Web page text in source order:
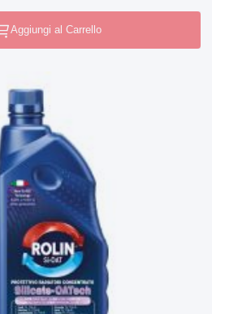
Aggiungi al Carrello